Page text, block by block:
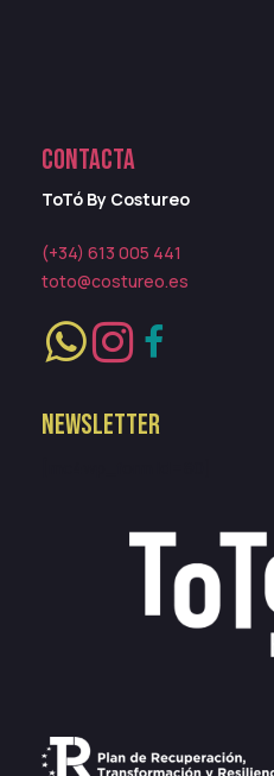
CONTACTA
ToTó By Costureo
(+34) 613 005 441
toto@costureo.es
NEWSLETTER